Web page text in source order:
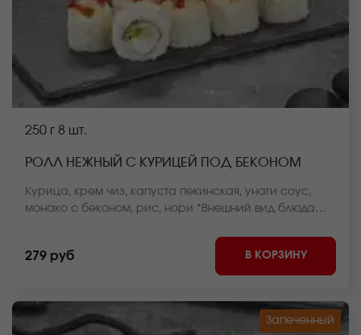
250 г 8 шт.
РОЛЛ НЕЖНЫЙ С КУРИЦЕЙ ПОД БЕКОНОМ
Курица, крем чиз, капуста пекинская, унаги соус,
монако с беконом, рис, нори *Внешний вид блюда
279 руб В КОРЗИНУ
Запеченный